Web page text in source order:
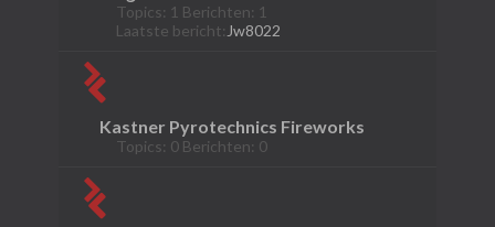
Topics: 1 Berichten: 1
Laatste bericht: Jw8022
Kastner Pyrotechnics Fireworks
Topics: 0 Berichten: 0